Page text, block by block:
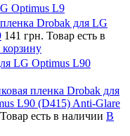
Optimus L9
Drobak для LG
141 грн. Товар есть в
LG Optimus L90
пленка Drobak для
L90 (D415) Anti-Glare
Товар есть в наличии В